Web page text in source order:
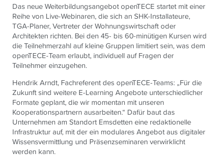
Das neue Weiterbildungsangebot openTECE startet mit einer
Reihe von Live-Webinaren, die sich an SHK-Installateure,
TGA-Planer, Vertreter der Wohnungswirtschaft oder
Architekten richten. Bei den 45- bis 60-minütigen Kursen wird
die Teilnehmerzahl auf kleine Gruppen limitiert sein, was dem
openTECE-Team erlaubt, individuell auf Fragen der
Teilnehmer einzugehen.
Hendrik Arndt, Fachreferent des openTECE-Teams: „Für die
Zukunft sind weitere E-Learning Angebote unterschiedlicher
Formate geplant, die wir momentan mit unseren
Kooperationspartnern ausarbeiten.“ Dafür baut das
Unternehmen am Standort Emsdetten eine redaktionelle
Infrastruktur auf, mit der ein modulares Angebot aus digitaler
Wissensvermittlung und Präsenzseminaren verwirklicht
werden kann.